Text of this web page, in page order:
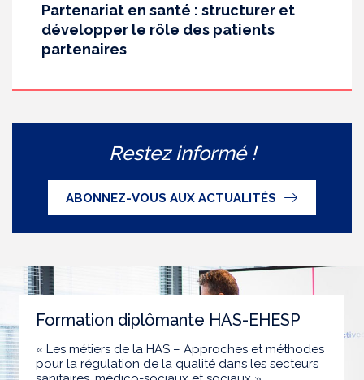
Partenariat en santé : structurer et
développer le rôle des patients
partenaires
Restez informé !
ABONNEZ-VOUS AUX ACTUALITÉS
Formation diplômante HAS-EHESP
« Les métiers de la HAS – Approches et méthodes
pour la régulation de la qualité dans les secteurs